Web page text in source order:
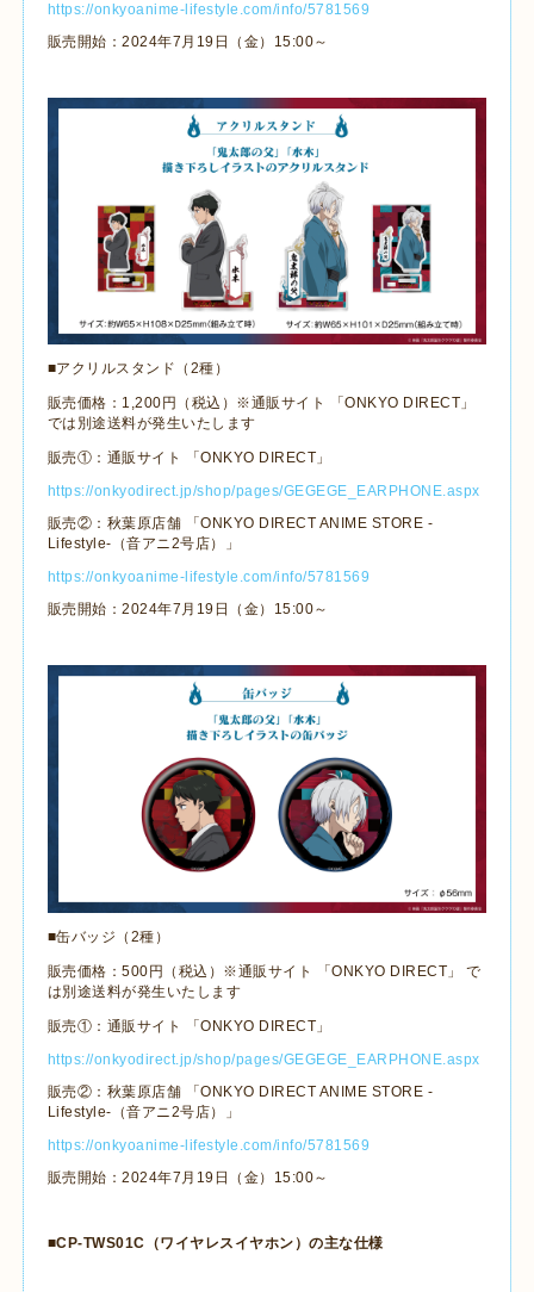
https://onkyoanime-lifestyle.com/info/5781569
販売開始：2024年7月19日（金）15:00～
■アクリルスタンド（2種）
販売価格：1,200円（税込）※通販サイト 「ONKYO DIRECT」
では別途送料が発生いたします
販売①：通販サイト 「ONKYO DIRECT」
https://onkyodirect.jp/shop/pages/GEGEGE_EARPHONE.aspx
販売②：秋葉原店舗 「ONKYO DIRECT ANIME STORE -
Lifestyle-（音アニ2号店）」
https://onkyoanime-lifestyle.com/info/5781569
販売開始：2024年7月19日（金）15:00～
■缶バッジ（2種）
販売価格：500円（税込）※通販サイト 「ONKYO DIRECT」 で
は別途送料が発生いたします
販売①：通販サイト 「ONKYO DIRECT」
https://onkyodirect.jp/shop/pages/GEGEGE_EARPHONE.aspx
販売②：秋葉原店舗 「ONKYO DIRECT ANIME STORE -
Lifestyle-（音アニ2号店）」
https://onkyoanime-lifestyle.com/info/5781569
販売開始：2024年7月19日（金）15:00～
■CP-TWS01C （ワイヤレスイヤホン）の主な仕様